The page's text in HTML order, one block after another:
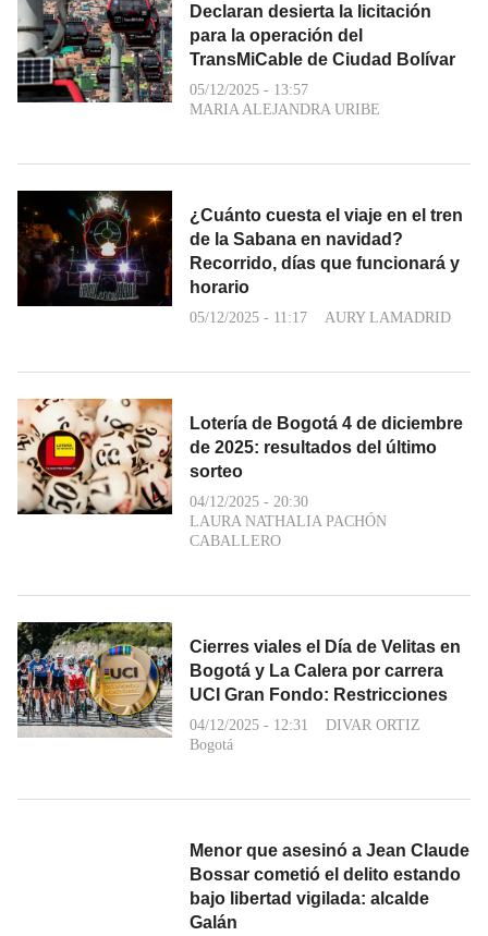
Declaran desierta la licitación
para la operación del
TransMiCable de Ciudad Bolívar
05/12/2025 - 13:57
MARIA ALEJANDRA URIBE
¿Cuánto cuesta el viaje en el tren
de la Sabana en navidad?
Recorrido, días que funcionará y
horario
05/12/2025 - 11:17 AURY LAMADRID
Lotería de Bogotá 4 de diciembre
de 2025: resultados del último
sorteo
04/12/2025 - 20:30
LAURA NATHALIA PACHÓN
CABALLERO
Cierres viales el Día de Velitas en
Bogotá y La Calera por carrera
UCI Gran Fondo: Restricciones
04/12/2025 - 12:31
DIVAR ORTIZ
Bogotá
Menor que asesinó a Jean Claude
Bossar cometió el delito estando
bajo libertad vigilada: alcalde
Galán